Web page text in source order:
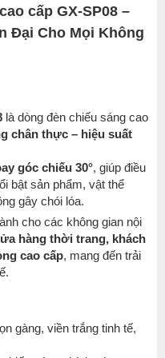
cấp GX-SP08 –
Đại Cho Mọi Không
là dòng đèn chiếu sáng cao
chân thực – hiệu suất
góc chiếu 30°, giúp điều
bật sản phẩm, vật thể
gây chói lóa.
cho các không gian nội
hàng thời trang, khách
cao cấp, mang đến trải
gàng, viền trắng tinh tế,